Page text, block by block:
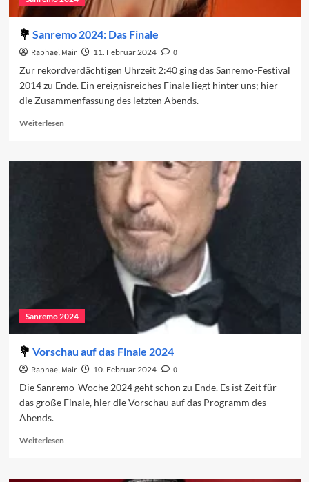
Sanremo 2024: Das Finale
Raphael Mair 11. Februar 2024
0
Zur rekordverdächtigen Uhrzeit 2:40 ging das Sanremo-Festival
2014 zu Ende. Ein ereignisreiches Finale liegt hinter uns; hier
die Zusammenfassung des letzten Abends.
WeiterlesenRead
Sanremo
Sanremo 2024
Vorschau auf das Finale 2024
Raphael Mair 10. Februar 2024
0
Die Sanremo-Woche 2024 geht schon zu Ende. Es ist Zeit für
das große Finale, hier die Vorschau auf das Programm des
Abends.
WeiterlesenRead
Vorschau